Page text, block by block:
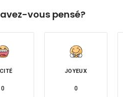
vous pensé?
0
JOYEUX
0